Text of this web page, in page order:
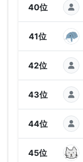
40位
41位
42位
43位
44位
45位